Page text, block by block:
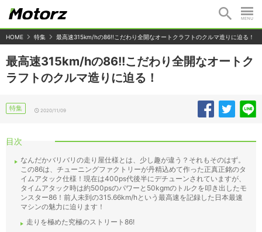
HOME 特集 最高速315km/hの86!!こだわり全開なオートクラフトのクルマ造りに迫る！
最高速315km/hの86!!こだわり全開なオートク
ラフトのクルマ造りに迫る！
特集 2020/11/09
目次
なんだかバリバリの走り屋仕様とは、少し趣が違う？それもそのはず。
この86は、チューニングファクトリーが丹精込めて作った正真正銘のタ
イムアタック仕様！現在は400ps代後半にデチューンされていますが、
タイムアタック時は約500psのパワーと50kgmのトルクを叩き出したモ
ンスター86！前人未到の315.66km/hという最高速を記録した日本最速
マシンの魅力に迫ります！
走りを極めた究極のストリート86!